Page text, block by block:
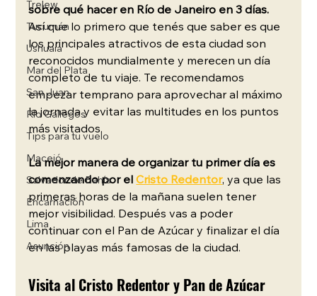
Trelew
Tucumán
Ushuaia
Mar del Plata
San Juan
Río Gallegos
Tips para tu vuelo
Maceió
Salvador de Bahía
Encarnación
Lima
Asunción
sobre qué hacer en Río de Janeiro en 3 días.
Así que lo primero que tenés que saber es que
los principales atractivos de esta ciudad son
reconocidos mundialmente y merecen un día
completo de tu viaje. Te recomendamos
empezar temprano para aprovechar al máximo
la jornada y evitar las multitudes en los puntos
más visitados.
La mejor manera de organizar tu primer día es
comenzando por el Cristo Redentor, ya que las
primeras horas de la mañana suelen tener
mejor visibilidad. Después vas a poder
continuar con el Pan de Azúcar y finalizar el día
en las playas más famosas de la ciudad.
Visita al Cristo Redentor y Pan de Azúcar